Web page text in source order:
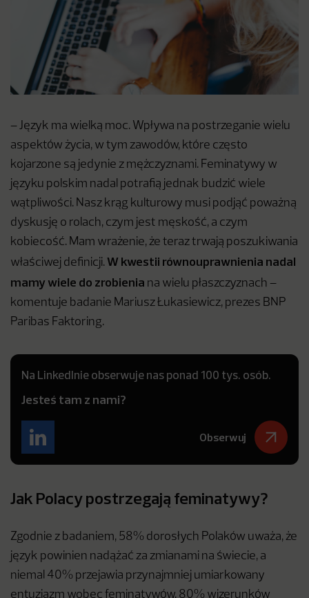
– Język ma wielką moc. Wpływa na postrzeganie wielu
aspektów życia, w tym zawodów, które często
kojarzone są jedynie z mężczyznami. Feminatywy w
języku polskim nadal potrafią jednak budzić wiele
wątpliwości. Nasz krąg kulturowy musi podjąć poważną
dyskusję o rolach, czym jest męskość, a czym
kobiecość. Mam wrażenie, że teraz trwają poszukiwania
właściwej definicji. W kwestii równouprawnienia nadal
mamy wiele do zrobienia na wielu płaszczyznach –
komentuje badanie Mariusz Łukasiewicz, prezes BNP
Paribas Faktoring.
Na LinkedInie obserwuje nas ponad 100 tys. osób.
Jesteś tam z nami?
Obserwuj
Jak Polacy postrzegają feminatywy?
Zgodnie z badaniem, 58% dorosłych Polaków uważa, że
język powinien nadążać za zmianami na świecie, a
niemal 40% przejawia przynajmniej umiarkowany
entuzjazm wobec feminatywów. 80% wizerunków